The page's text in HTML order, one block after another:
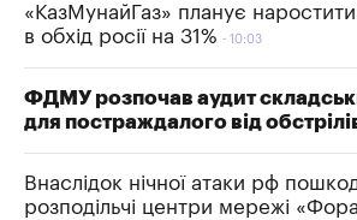
«КазМунайГаз» планує
в обхід росії на 31%
10:03
ФДМУ розпочав аудит
для постраждалого від
Внаслідок нічної атаки рф
розподільчі центри мережі